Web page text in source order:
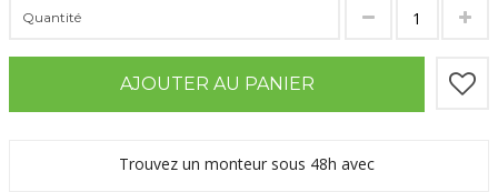
Quantité
AJOUTER AU PANIER
Trouvez un monteur sous 48h avec